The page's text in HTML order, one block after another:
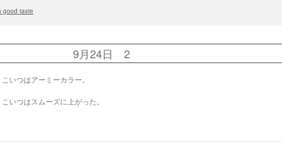
good taste
9月24日 2
こいつはアーミーカラー。
こいつはスムーズに上がった。